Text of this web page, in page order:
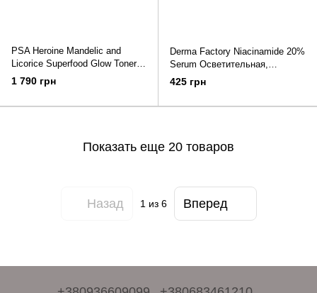
PSA Heroine Mandelic and
Licorice Superfood Glow Toner
Суперпитательный тонер с
миндальной кислотой
1 790 грн
Derma Factory Niacinamide 20%
Serum Осветительная,
противовоспалительная и
себорегулирующая сыворотка
425 грн
Показать еще 20 товаров
Назад 1из 6 Вперед